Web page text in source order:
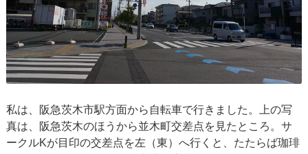
私は、阪急茨木市駅方面から自転車で行きました。上の写
真は、阪急茨木のほうから並木町交差点を見たところ。サ
ークルKが目印の交差点を左（東）へ行くと、たたらば珈琲